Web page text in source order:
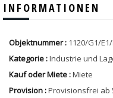
INFORMATIONEN
Objektnummer : 1120/G1/
Kategorie :Industrie und
Kauf oder Miete :Miete
Provision :Provisionsfrei ab